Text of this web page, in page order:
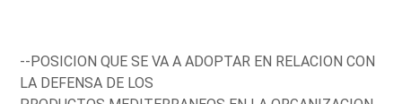
--POSICION QUE SE VA A ADOPTAR EN RELACION CON
LA DEFENSA DE LOS